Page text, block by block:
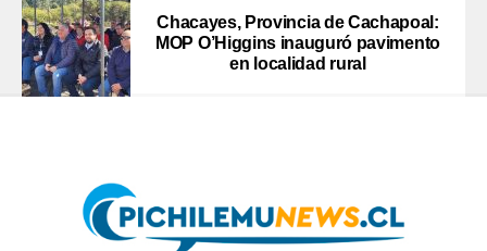
Chacayes, Provincia de Cachapoal:
MOP O’Higgins inauguró pavimento
en localidad rural